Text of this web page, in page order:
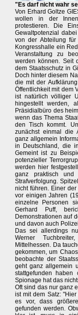
"Es darf nicht wahr
Von Erhard Goltze
wollen in der
protestieren. Die
Gewaltpotenzial
von der Abteilung
Kongresshalle ein
Veranstaltung zu
werden können. Seit
dem Staatsschutz in
Doch hinter diesem
die mit der
Öffentlichkeit mit dem
ist natürlich völliger
hingestellt werden,
Präsidialbüro des
wenn das Thema
den Tisch kommt.
zunächst einmal die
ganz allgemein
in Deutschland, die
Gemeint ist zu
potenzieller
werden hier
ganz praktisch
Strafverfolgung.
nicht führen. Einer
vor einigen Jahren
einzelne Personen
Gerhard Puff,
Demonstrationen auf
und davon auch
Das sei allerdings
Werner
Mittelhessen. Da
gekommen, um
beobachte der
geht ganz allgemein
stattgefunden
Spionage hat das
Oft sind das nur ganz
ist mit dem Satz:
es vor, dass
gefunden werden.